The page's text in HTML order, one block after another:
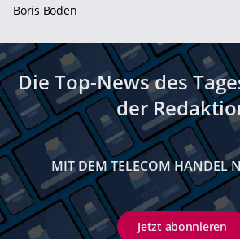
Boris Boden
Die Top-News des
der
MIT DEM TELECOM HANDEL
Jetzt abonnieren